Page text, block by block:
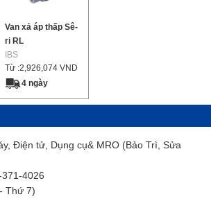
Van xả áp thấp Sê-
ri RL
IBS
Từ :2,926,074 VND
4 ngày
Điện tử, Dụng cụ& MRO (Bảo Trì, Sửa
4026
Thứ 7)